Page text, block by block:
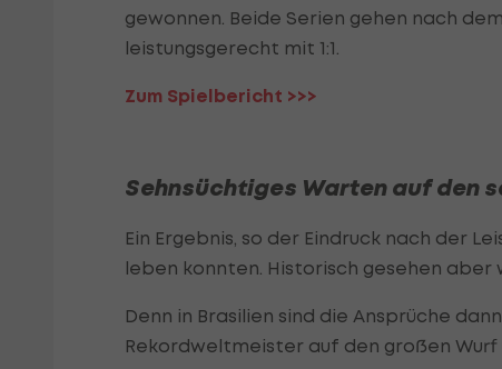
gewonnen. Beide Serien gehen nach
leistungsgerecht mit 1:1.
Zum Spielbericht >>>
Sehnsüchtiges Warten auf den
Ein Ergebnis, so der Eindruck nach der
leben konnten. Historisch gesehen
Denn in Brasilien sind die Ansprüche
Rekordweltmeister auf den großen